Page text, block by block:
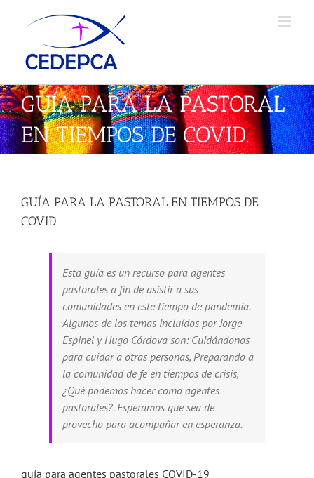
GUÍA PARA LA PASTORAL
EN TIEMPOS DE COVID.
GUÍA PARA LA PASTORAL EN TIEMPOS DE
COVID.
Esta guía es un recurso para agentes
pastorales a fin de asistir a sus
comunidades en este tiempo de pandemia.
Algunos de los temas incluídos por Jorge
Espinel y Hugo Córdova son: Cuidándonos
para cuidar a otras personas, Preparando a
la comunidad de fe en tiempos de crisis,
¿Qué podemos hacer como agentes
pastorales?. Esperamos que sea de
provecho para acompañar en esperanza.
guía para agentes pastorales COVID-19